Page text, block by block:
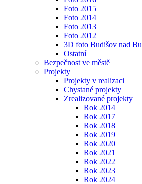
Foto 2015
Foto 2014
Foto 2013
Foto 2012
3D foto Budišov nad
Ostatní
Bezpečnost ve městě
Projekty
Projekty v realizaci
Chystané projekty
Zrealizované projekty
Rok 2014
Rok 2017
Rok 2018
Rok 2019
Rok 2020
Rok 2021
Rok 2022
Rok 2023
Rok 2024